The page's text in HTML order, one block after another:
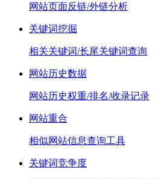
网站页面反链/外链分析
关键词挖掘
相关关键词/长尾关键词查询
网站历史数据
网站历史权重/排名/收录记录
网站重合
相似网站信息查询工具
关键词竞争度